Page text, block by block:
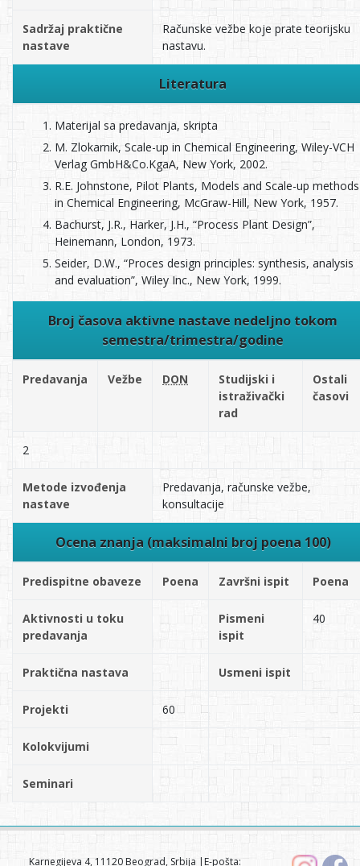
Sadržaj praktične
nastave
Računske vežbe koje prate teorijsku
nastavu.
Literatura
Materijal sa predavanja, skripta
M. Zlokarnik, Scale-up in Chemical Engineering, Wiley-VCH
Verlag GmbH&Co.KgaA, New York, 2002.
R.E. Johnstone, Pilot Plants, Models and Scale-up methods
in Chemical Engineering, McGraw-Hill, New York, 1957.
Bachurst, J.R., Harker, J.H., “Process Plant Design”,
Heinemann, London, 1973.
Seider, D.W., “Proces design principles: synthesis, analysis
and evaluation”, Wiley Inc., New York, 1999.
Broj časova aktivne nastave nedeljno tokom
semestra/trimestra/godine
Predavanja Vežbe DON
Studijski i
istraživački
rad
Ostali
časovi
2
Metode izvođenja
nastave
Predavanja, računske vežbe,
konsultacije
Ocena znanja (maksimalni broj poena 100)
Predispitne obaveze Poena Završni ispit Poena
Aktivnosti u toku
predavanja
Pismeni
ispit
40
Praktična nastava Usmeni ispit
Projekti 60
Kolokvijumi
Seminari
Karnegijeva 4, 11120 Beograd, Srbija |E-pošta: